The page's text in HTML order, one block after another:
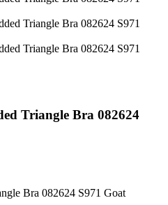
Triangle Bra 082624
Bra 082624 S971 Goat